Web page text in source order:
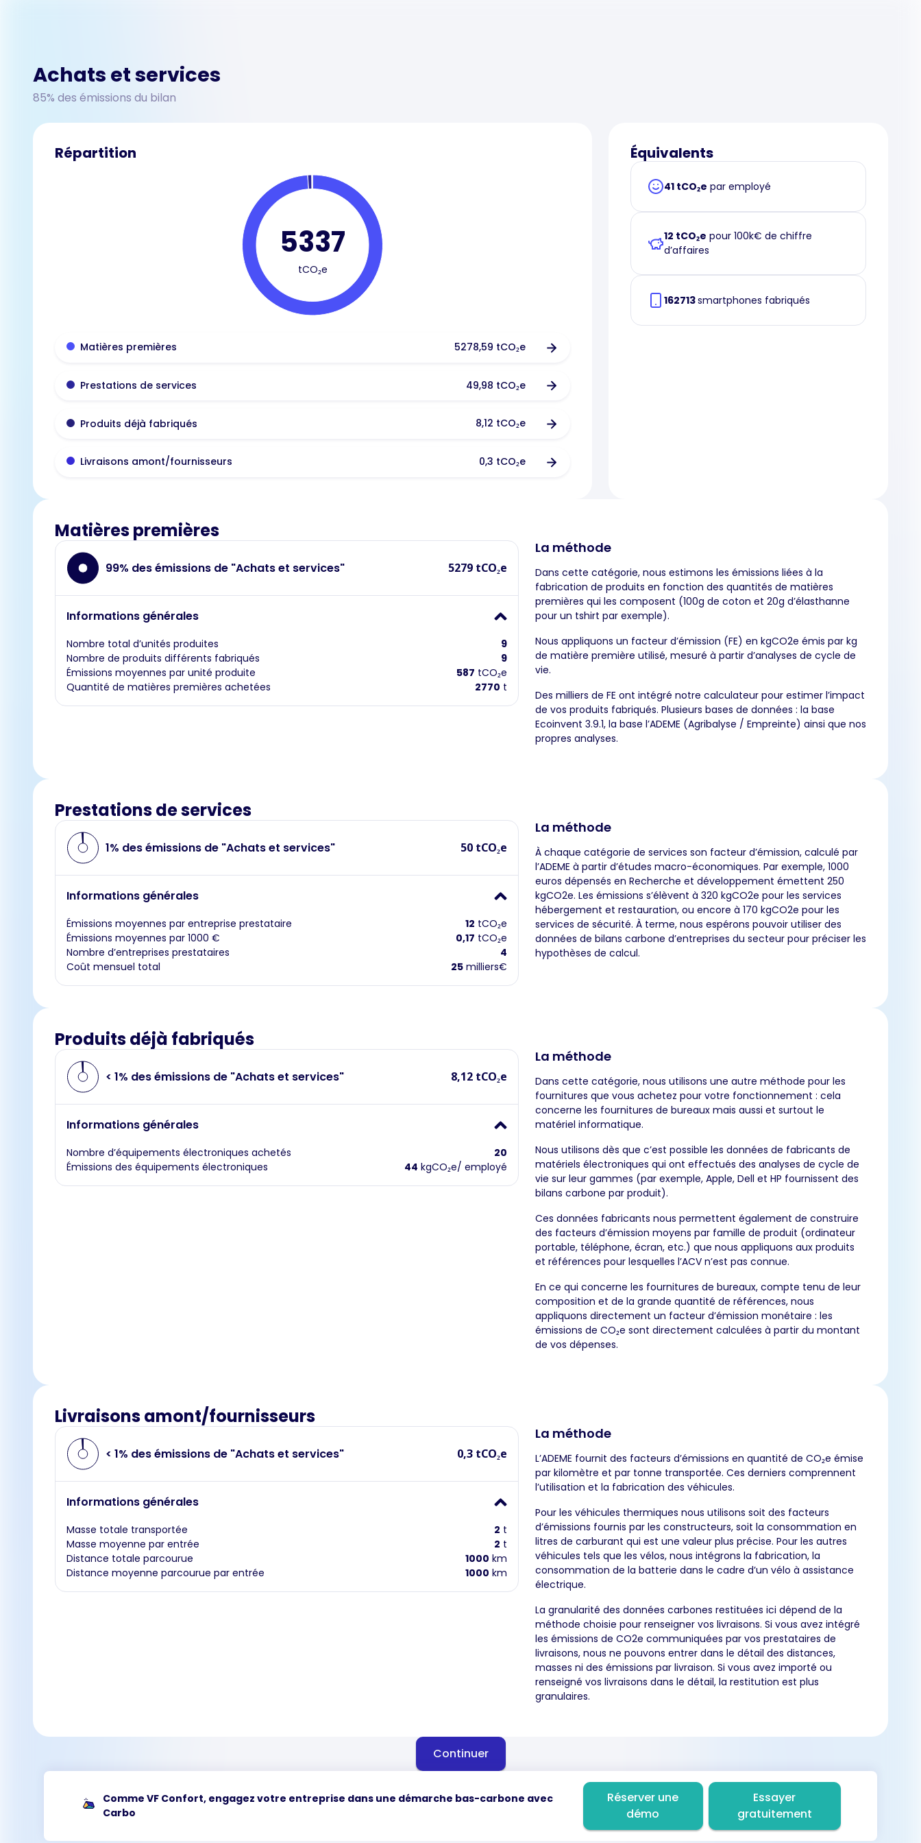
Achats et services
85% des émissions du bilan
Répartition
5337
tCO₂e
Matières premières 5278,59 tCO₂e
Prestations de services 49,98 tCO₂e
Produits déjà fabriqués 8,12 tCO₂e
Livraisons amont/fournisseurs 0,3 tCO₂e
Équivalents
41 tCO₂e par employé
12 tCO₂e pour 100k€ de chiffre
d’affaires
162713smartphones fabriqués
Matières premières
99% des émissions de "Achats et services" 5279 tCO₂e
Informations générales
Nombre total d’unités produites
9
Nombre de produits différents fabriqués
9
Émissions moyennes par unité produite
587 tCO₂e
Quantité de matières premières achetées
2770 t
La méthode
Dans cette catégorie, nous estimons les émissions liées à la
fabrication de produits en fonction des quantités de matières
premières qui les composent (100g de coton et 20g d’élasthanne
pour un tshirt par exemple).
Nous appliquons un facteur d’émission (FE) en kgCO2e émis par kg
de matière première utilisé, mesuré à partir d’analyses de cycle de
vie.
Des milliers de FE ont intégré notre calculateur pour estimer l’impact
de vos produits fabriqués. Plusieurs bases de données : la base
Ecoinvent 3.9.1, la base l’ADEME (Agribalyse / Empreinte) ainsi que nos
propres analyses.
Prestations de services
1% des émissions de "Achats et services" 50 tCO₂e
Informations générales
Émissions moyennes par entreprise prestataire 12 tCO₂e
Émissions moyennes par 1000 €
0,17 tCO₂e
Nombre d’entreprises prestataires
4
Coût mensuel total
25 milliers€
La méthode
À chaque catégorie de services son facteur d’émission, calculé par
l’ADEME à partir d’études macro-économiques. Par exemple, 1000
euros dépensés en Recherche et développement émettent 250
kgCO2e. Les émissions s’élèvent à 320 kgCO2e pour les services
hébergement et restauration, ou encore à 170 kgCO2e pour les
services de sécurité. À terme, nous espérons pouvoir utiliser des
données de bilans carbone d’entreprises du secteur pour préciser les
hypothèses de calcul.
Produits déjà fabriqués
< 1% des émissions de "Achats et services" 8,12 tCO₂e
Informations générales
Nombre d’équipements électroniques achetés
20
Émissions des équipements électroniques
44 kgCO₂e/ employé
La méthode
Dans cette catégorie, nous utilisons une autre méthode pour les
fournitures que vous achetez pour votre fonctionnement : cela
concerne les fournitures de bureaux mais aussi et surtout le
matériel informatique.
Nous utilisons dès que c’est possible les données de fabricants de
matériels électroniques qui ont effectués des analyses de cycle de
vie sur leur gammes (par exemple, Apple, Dell et HP fournissent des
bilans carbone par produit).
Ces données fabricants nous permettent également de construire
des facteurs d’émission moyens par famille de produit (ordinateur
portable, téléphone, écran, etc.) que nous appliquons aux produits
et références pour lesquelles l’ACV n’est pas connue.
En ce qui concerne les fournitures de bureaux, compte tenu de leur
composition et de la grande quantité de références, nous
appliquons directement un facteur d’émission monétaire : les
émissions de CO₂e sont directement calculées à partir du montant
de vos dépenses.
Livraisons amont/fournisseurs
< 1% des émissions de "Achats et services" 0,3 tCO₂e
Informations générales
Masse totale transportée 2 t
Masse moyenne par entrée
2 t
Distance totale parcourue
1000 km
Distance moyenne parcourue par entrée
1000 km
La méthode
L’ADEME fournit des facteurs d’émissions en quantité de CO₂e émise
par kilomètre et par tonne transportée. Ces derniers comprennent
l’utilisation et la fabrication des véhicules.
Pour les véhicules thermiques nous utilisons soit des facteurs
d’émissions fournis par les constructeurs, soit la consommation en
litres de carburant qui est une valeur plus précise. Pour les autres
véhicules tels que les vélos, nous intégrons la fabrication, la
consommation de la batterie dans le cadre d’un vélo à assistance
électrique.
La granularité des données carbones restituées ici dépend de la
méthode choisie pour renseigner vos livraisons. Si vous avez intégré
les émissions de CO2e communiquées par vos prestataires de
livraisons, nous ne pouvons entrer dans le détail des distances,
masses ni des émissions par livraison. Si vous avez importé ou
renseigné vos livraisons dans le détail, la restitution est plus
granulaires.
Continuer
Comme VF Confort, engagez votre entreprise dans une démarche bas-carbone avec
Carbo
Réserver une
démo
Essayer
gratuitement